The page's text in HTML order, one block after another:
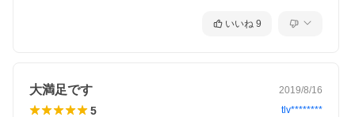
いいね 9
大満足です 2019/8/16
5 tlv********